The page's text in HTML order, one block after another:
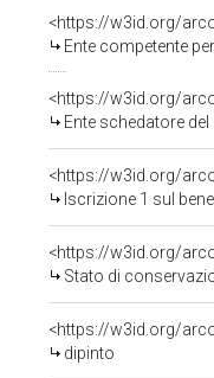
<https://w3id.org/
Ente competente per tutela
<https://w3id.org/
Ente schedatore del bene
<https://w3id.org/
Iscrizione 1 sul
<https://w3id.org/
Stato di
<https://w3id.org/
dipinto